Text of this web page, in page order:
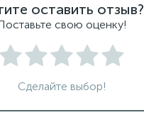
оставить отзыв?
свою оценку!
Сделайте выбор!